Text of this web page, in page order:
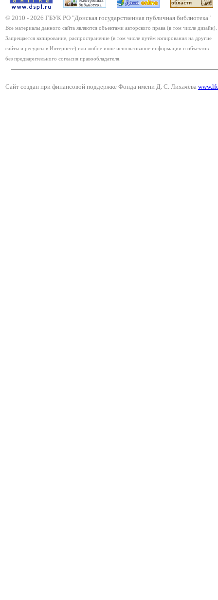
© 2010 - 2026 ГБУК РО "Донская государственная публичная библиотека"
Все материалы данного сайта являются объектами авторского права (в том числе дизайн).
Запрещается копирование, распространение (в том числе путём копирования на другие
сайты и ресурсы в Интернете) или любое иное использование информации и объектов
без предварительного согласия правообладателя.
Сайт создан при финансовой поддержке Фонда имени Д. С. Лихачёва